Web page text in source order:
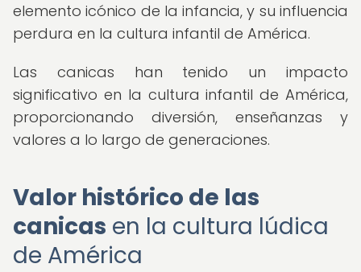
elemento icónico de la infancia, y su influencia
perdura en la cultura infantil de América.
Las canicas han tenido un impacto
significativo en la cultura infantil de América,
proporcionando diversión, enseñanzas y
valores a lo largo de generaciones.
Valor histórico de las
canicas en la cultura lúdica
de América